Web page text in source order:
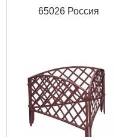
65026 Россия